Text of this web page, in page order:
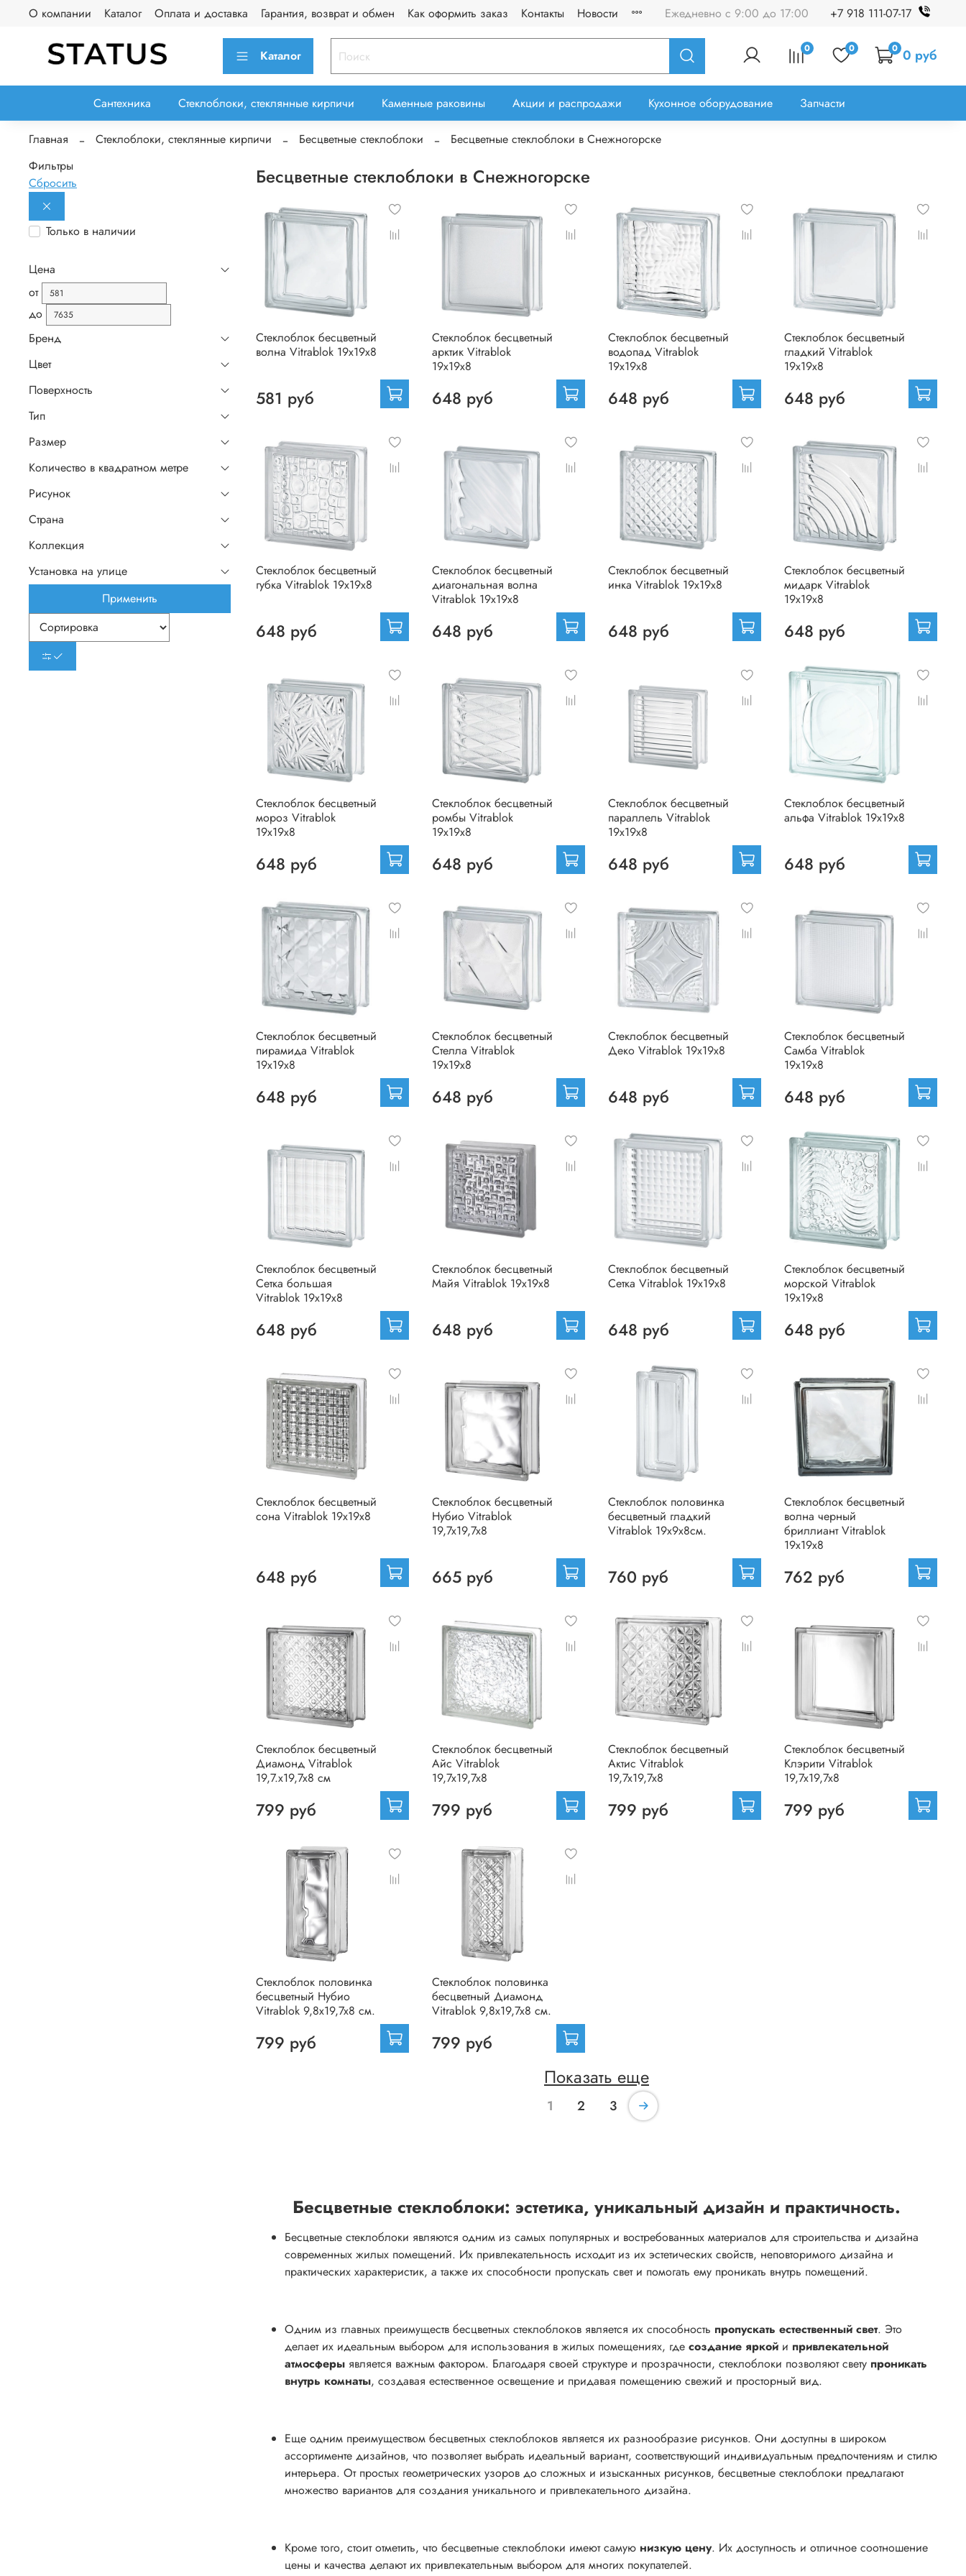
О компании Каталог Оплата и доставка Гарантия, возврат и обмен Как оформить заказ Контакты Новости Ежедневно с 9:00 до 17:00 +7 918 111-07-17
Каталог 0 0 0 0 руб
Сантехника Стеклоблоки, стеклянные кирпичи Каменные раковины Акции и распродажи Кухонное оборудование Запчасти
Главная Стеклоблоки, стеклянные кирпичи Бесцветные стеклоблоки Бесцветные стеклоблоки в Снежногорске
Бесцветные стеклоблоки в Снежногорске
Стеклоблок бесцветный
волна Vitrablok 19х19х8
581 руб
Стеклоблок бесцветный
арктик Vitrablok
19х19х8
648 руб
Стеклоблок бесцветный
водопад Vitrablok
19х19х8
648 руб
Стеклоблок бесцветный
гладкий Vitrablok
19х19х8
648 руб
Стеклоблок бесцветный
губка Vitrablok 19х19х8
648 руб
Стеклоблок бесцветный
диагональная волна
Vitrablok 19х19х8
648 руб
Стеклоблок бесцветный
инка Vitrablok 19х19х8
648 руб
Стеклоблок бесцветный
мидарк Vitrablok
19х19х8
648 руб
Стеклоблок бесцветный
мороз Vitrablok
19х19х8
648 руб
Стеклоблок бесцветный
ромбы Vitrablok
19х19х8
648 руб
Стеклоблок бесцветный
параллель Vitrablok
19х19х8
648 руб
Стеклоблок бесцветный
альфа Vitrablok 19х19х8
648 руб
Стеклоблок бесцветный
пирамида Vitrablok
19х19х8
648 руб
Стеклоблок бесцветный
Стелла Vitrablok
19х19х8
648 руб
Стеклоблок бесцветный
Деко Vitrablok 19х19х8
648 руб
Стеклоблок бесцветный
Самба Vitrablok
19х19х8
648 руб
Стеклоблок бесцветный
Сетка большая
Vitrablok 19х19х8
648 руб
Стеклоблок бесцветный
Майя Vitrablok 19х19х8
648 руб
Стеклоблок бесцветный
Сетка Vitrablok 19х19х8
648 руб
Стеклоблок бесцветный
морской Vitrablok
19х19х8
648 руб
Стеклоблок бесцветный
сона Vitrablok 19х19х8
648 руб
Стеклоблок бесцветный
Нубио Vitrablok
19,7x19,7x8
665 руб
Стеклоблок половинка
бесцветный гладкий
Vitrablok 19х9х8см.
760 руб
Стеклоблок бесцветный
волна черный
бриллиант Vitrablok
19х19х8
762 руб
Стеклоблок бесцветный
Диамонд Vitrablok
19,7.x19,7x8 см
799 руб
Стеклоблок бесцветный
Айс Vitrablok
19,7x19,7x8
799 руб
Стеклоблок бесцветный
Актис Vitrablok
19,7x19,7x8
799 руб
Стеклоблок бесцветный
Клэрити Vitrablok
19,7x19,7x8
799 руб
Стеклоблок половинка
бесцветный Нубио
Vitrablok 9,8x19,7x8 см.
799 руб
Стеклоблок половинка
бесцветный Диамонд
Vitrablok 9,8x19,7x8 см.
799 руб
Показать еще
1 2 3
Бесцветные стеклоблоки: эстетика, уникальный дизайн и практичность.
Бесцветные стеклоблоки являются одним из самых популярных и востребованных материалов для строительства и дизайна
современных жилых помещений. Их привлекательность исходит из их эстетических свойств, неповторимого дизайна и
практических характеристик, а также их способности пропускать свет и помогать ему проникать внутрь помещений.
Одним из главных преимуществ бесцветных стеклоблоков является их способность пропускать естественный свет. Это
делает их идеальным выбором для использования в жилых помещениях, где создание яркойи привлекательной
атмосферыявляется важным фактором. Благодаря своей структуре и прозрачности, стеклоблоки позволяют свету проникать
внутрь комнаты, создавая естественное освещение и придавая помещению свежий и просторный вид.
Еще одним преимуществом бесцветных стеклоблоков является их разнообразие рисунков. Они доступны в широком
ассортименте дизайнов, что позволяет выбрать идеальный вариант, соответствующий индивидуальным предпочтениям и стилю
интерьера. От простых геометрических узоров до сложных и изысканных рисунков, бесцветные стеклоблоки предлагают
множество вариантов для создания уникального и привлекательного дизайна.
Кроме того, стоит отметить, что бесцветные стеклоблоки имеют самую низкую цену. Их доступность и отличное соотношение
цены и качества делают их привлекательным выбором для многих покупателей.
Фильтры
Сбросить
Только в наличии
Цена
от
до
Бренд
Цвет
Поверхность
Тип
Размер
Количество в квадратном метре
Рисунок
Страна
Коллекция
Установка на улице
Применить